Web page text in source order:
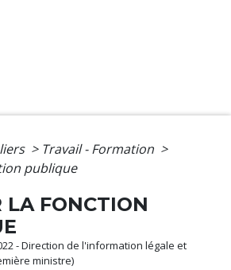
> Travail - Formation >
publique
LA FONCTION
- Direction de l'information légale et
ministre)